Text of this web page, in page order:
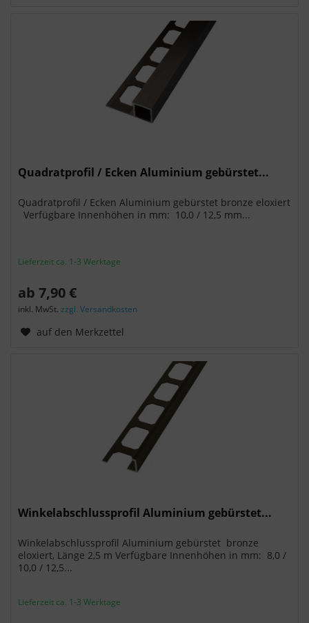
Quadratprofil / Ecken Aluminium gebürstet...
Quadratprofil / Ecken Aluminium gebürstet bronze eloxiert
Verfügbare Innenhöhen in mm: 10,0 / 12,5 mm...
Lieferzeit ca. 1-3 Werktage
ab 7,90 €
inkl. MwSt.zzgl. Versandkosten
auf den Merkzettel
Winkelabschlussprofil Aluminium gebürstet...
Winkelabschlussprofil Aluminium gebürstet bronze
eloxiert, Länge 2,5 m Verfügbare Innenhöhen in mm: 8,0 /
10,0 / 12,5...
Lieferzeit ca. 1-3 Werktage